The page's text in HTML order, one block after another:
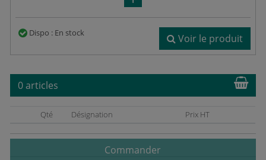
Dispo : En stock Voir le produit
0 articles
Qté Désignation Prix HT
Commander